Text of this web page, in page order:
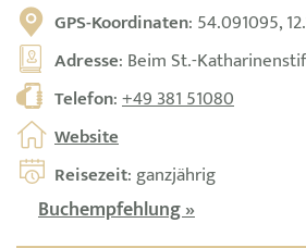
GPS-Koordinaten: 54.091095,
Adresse: Beim St.-
Telefon:+49 381 51080
Website
Reisezeit: ganzjährig
Buchempfehlung »